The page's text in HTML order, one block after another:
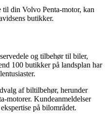
din Volvo Penta-motor, kan
butikker.
og tilbehør til biler,
100 butikker på landsplan har
af biltilbehør, herunder
motorer. Kundeanmeldelser
på bilområdet.